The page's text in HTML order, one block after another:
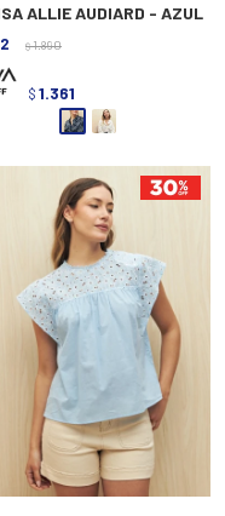
ALLIE AUDIARD - AZUL
$ 1.890
$ 1.361